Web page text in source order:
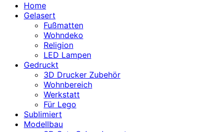
Home
Gelasert
Fußmatten
Wohndeko
Religion
LED Lampen
Gedruckt
3D Drucker Zubehör
Wohnbereich
Werkstatt
Für Lego
Sublimiert
Modellbau